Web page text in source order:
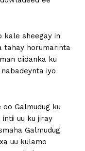
kale sheegay in
tahay horumarinta
ciidanka ku
iyo
oo Galmudug ku
uu ku jiray
Galmudug
uu kulamo